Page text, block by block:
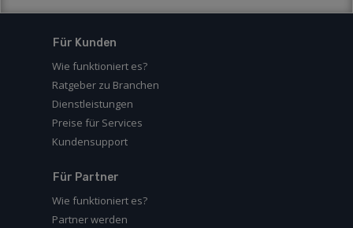
Für Kunden
Wie funktioniert es?
Ratgeber zu Branchen
Dienstleistungen
Preise für Services
Kundensupport
Für Partner
Wie funktioniert es?
Partner werden